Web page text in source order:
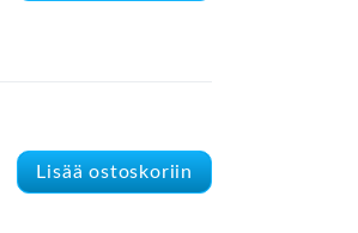
Lisää ostoskoriin